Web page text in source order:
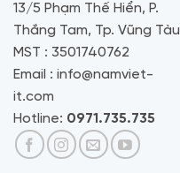
13/5 Phạm Thế Hiển, P.
Thắng Tam, Tp. Vũng Tàu
MST : 3501740762
Email : info@namviet-
it.com
Hotline: 0971.735.735